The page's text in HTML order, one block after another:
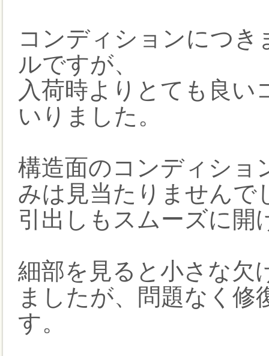
コンディションにつ
ルですが、
入荷時よりとても良
いりました。
構造面のコンディショ
みは見当たりませんで
引出しもスムーズに開
細部を見ると小さな欠
ましたが、問題なく修
す。